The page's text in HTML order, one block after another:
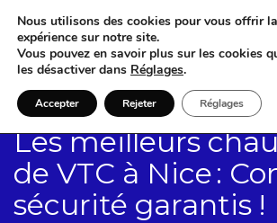
Les meilleurs
de VTC à Nice :
sécurité garantis !
Nous utilisons des cookies pour vous offrir
expérience sur notre site.
Vous pouvez en savoir plus sur les cookies
les désactiver dans Réglages.
Accepter Rejeter Réglages